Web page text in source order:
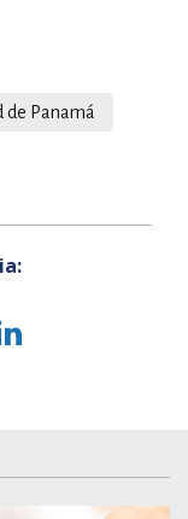
de Panamá